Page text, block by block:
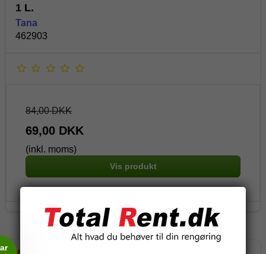
1 L.
Tana
462903
84,00 DKK
69,00 DKK
(inkl. moms)
Vis produkt